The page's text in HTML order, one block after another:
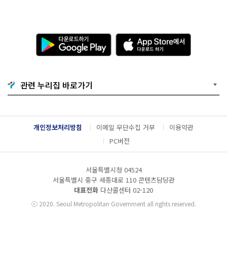
다
운
로
기
G
o
g
l
e
A
p
p
e
서
다
운
관련 누리집 바로가기
개인정보처리방침 이메일 무단수집 거부
이용약관
PC버전
서울특별시청 04524
서울특별시 중구 세종대로 110 콘텐츠담당관
대표전화 다산콜센터 02-120
ⓒ2020. Seoul Metropolitan Government all rights reserved.